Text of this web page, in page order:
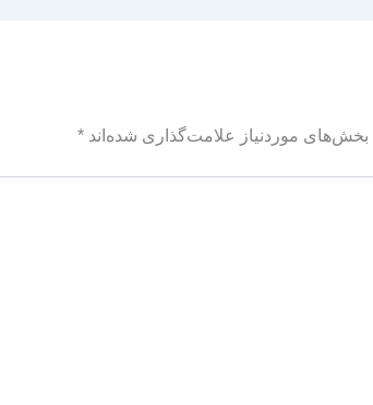
بخش‌های موردنیاز علامت‌گذاری شده‌اند *